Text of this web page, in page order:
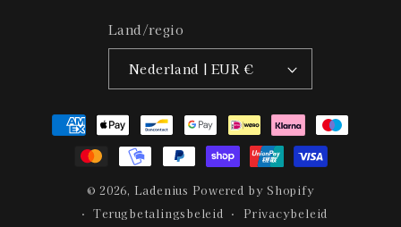
Land/regio
Nederland | EUR €
Betaalmethoden
© 2026, Ladenius Powered by Shopify
Terugbetalingsbeleid
Privacybeleid